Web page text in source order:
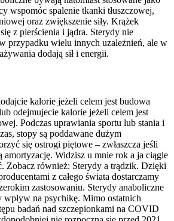
wspomóc spalenie tkanki tłuszczowej,
oraz zwiększenie siły. Krążek
z pierścienia i jądra. Sterydy nie
przypadku wielu innych uzależnień, ale w
dodają sił i energii.
kalorie jeżeli celem jest budowa
odejmujecie kalorie jeżeli celem jest
Podczas uprawiania sportu lub stania i
stopy są poddawane dużym
się ostrogi piętowe – zwłaszcza jeśli
amortyzację. Widzisz u mnie rok a ja ciągle
Zobacz również: Sterydy a trądzik. Dzięki
z całego świata dostarczamy
zastosowaniu. Sterydy anaboliczne
wpływ na psychikę. Mimo ostatnich
badań nad szczepionkami na COVID